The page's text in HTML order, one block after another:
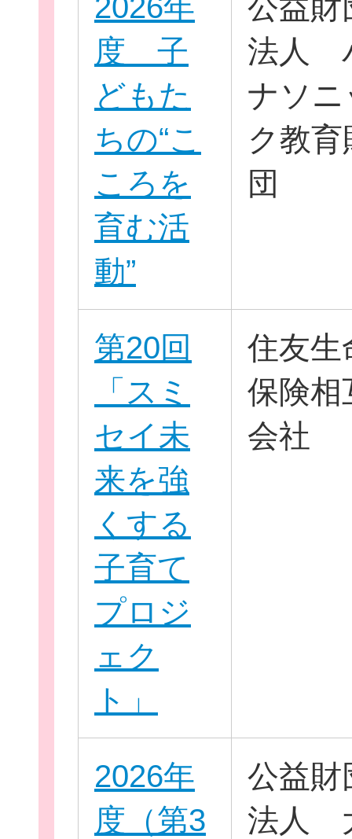
ボランティ
ログイ
2026年
度 子
どもた
ちの“こ
ころを
育む活
動”
公益財
法人
ナソニ
ク教育
団
第20回
「スミ
セイ未
来を強
くする
子育て
プロジ
ェク
ト」
住友生
保険相
会社
2026年
度（第3
公益財
法人